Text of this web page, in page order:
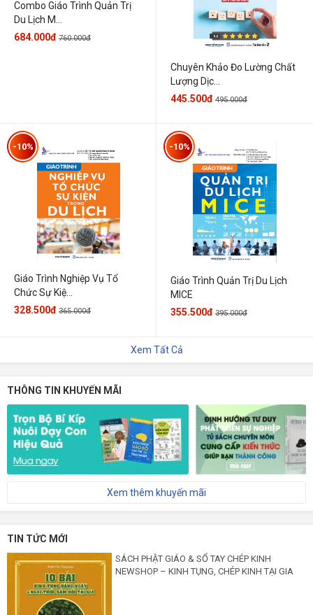
Combo Giáo Trình Quản Trị
Du Lịch M...
684.000đ 760.000đ
Chuyên Khảo Đo Lường Chất
Lượng Dịc...
445.500đ 495.000đ
Giáo Trình Nghiệp Vụ Tổ
Chức Sự Kiệ...
-10%
328.500đ 365.000đ
Giáo Trình Quản Trị Du Lịch
MICE
-10%
355.500đ 395.000đ
Xem Tất Cả
THÔNG TIN KHUYẾN MÃI
Xem thêm khuyến mãi
TIN TỨC MỚI
SÁCH PHẬT GIÁO & SỔ TAY CHÉP KINH
NEWSHOP – KINH TỤNG, CHÉP KINH TẠI GIA